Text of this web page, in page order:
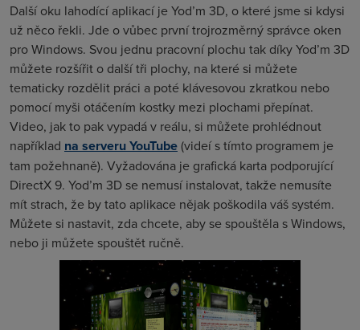
Další oku lahodící aplikací je Yod’m 3D, o které jsme si kdysi
už něco řekli. Jde o vůbec první trojrozměrný správce oken
pro Windows. Svou jednu pracovní plochu tak díky Yod’m 3D
můžete rozšířit o další tři plochy, na které si můžete
tematicky rozdělit práci a poté klávesovou zkratkou nebo
pomocí myši otáčením kostky mezi plochami přepínat.
Video, jak to pak vypadá v reálu, si můžete prohlédnout
například na serveru YouTube(videí s tímto programem je
tam požehnaně). Vyžadována je grafická karta podporující
DirectX 9. Yod’m 3D se nemusí instalovat, takže nemusíte
mít strach, že by tato aplikace nějak poškodila váš systém.
Můžete si nastavit, zda chcete, aby se spouštěla s Windows,
nebo ji můžete spouštět ručně.